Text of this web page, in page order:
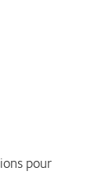
pour